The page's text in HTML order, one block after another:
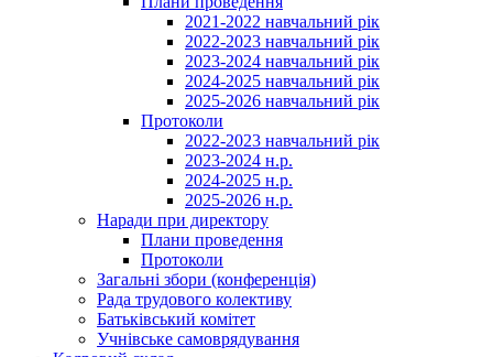
2021-2022 навчальний рік
2022-2023 навчальний рік
2023-2024 навчальний рік
2024-2025 навчальний рік
2025-2026 навчальний рік
Протоколи
2022-2023 навчальний рік
2023-2024 н.р.
2024-2025 н.р.
2025-2026 н.р.
Наради при директору
Плани проведення
Протоколи
Загальні збори (конференція)
Рада трудового колективу
Батьківський комітет
Учнівське самоврядування